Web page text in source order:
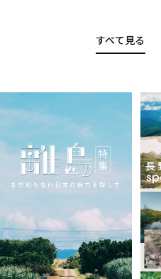
すべて見る